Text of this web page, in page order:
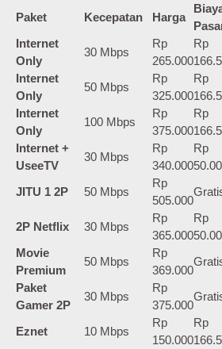
Paket Kecepatan Harga
Internet
Only
30 Mbps
Rp
265.000
Rp
Internet
Only
50 Mbps
Rp
325.000
Rp
Internet
Only
100 Mbps
Rp
375.000
Rp
Internet +
UseeTV
30 Mbps
Rp
340.000
Rp
JITU 1 2P
50 Mbps
Rp
505.000
2P Netflix
30 Mbps
Rp
365.000
Rp
Movie
Premium
50 Mbps
Rp
369.000
Paket
Gamer 2P
30 Mbps
Rp
375.000
Eznet
10 Mbps
Rp
150.000
Rp